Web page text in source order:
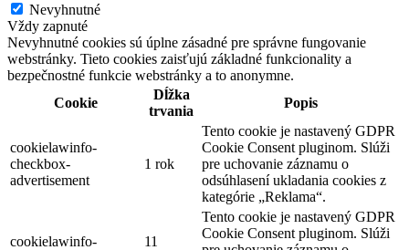
Nevyhnutné
Vždy zapnuté
Nevyhnutné cookies sú úplne zásadné pre správne fungovanie
webstránky. Tieto cookies zaisťujú základné funkcionality a
bezpečnostné funkcie webstránky a to anonymne.
Cookie
Dĺžka
trvania
Popis
cookielawinfo-
checkbox-
advertisement
1 rok
Tento cookie je nastavený GDPR
Cookie Consent pluginom. Slúži
pre uchovanie záznamu o
odsúhlasení ukladania cookies z
kategórie „Reklama“.
cookielawinfo-
11
Tento cookie je nastavený GDPR
Cookie Consent pluginom. Slúži